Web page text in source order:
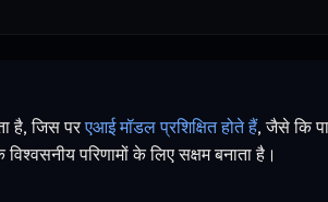
है, जिस परएआई मॉडल प्रशिक्षित होते हैं, जैसे कि
परिणामों के लिए सक्षम बनाता है।